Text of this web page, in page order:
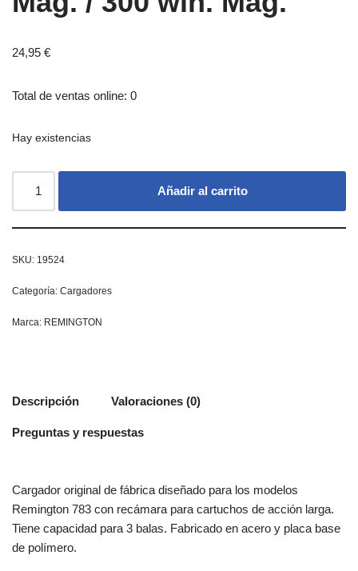
24,95 €
Total de ventas online: 0
Hay existencias
Añadir al carrito
SKU: 19524
Categoría: Cargadores
Marca: REMINGTON
Descripción Valoraciones (0)
Preguntas y respuestas
Cargador original de fábrica diseñado para los modelos
Remington 783 con recámara para cartuchos de acción larga.
Tiene capacidad para 3 balas. Fabricado en acero y placa base
de polímero.